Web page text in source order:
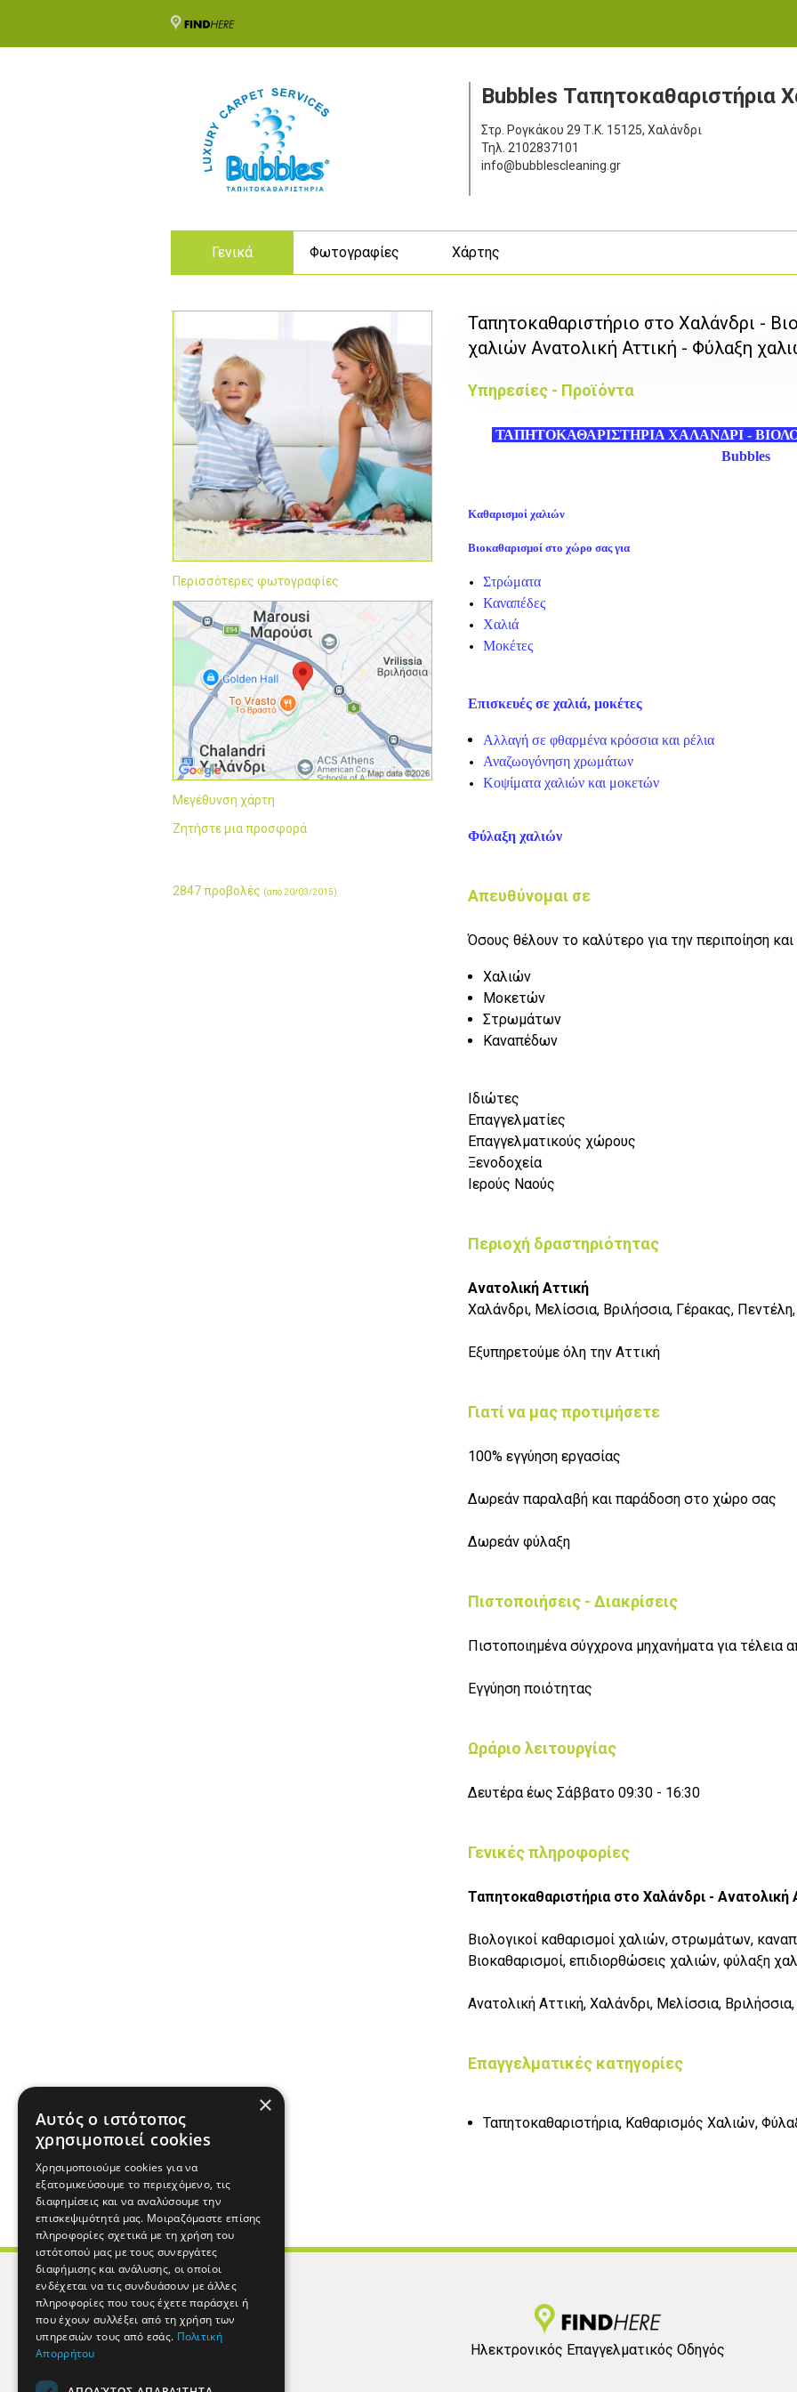
Bubbles Ταπητοκαθαριστήρια
Στρ. Ρογκάκου 29 Τ.Κ. 15125, Χαλάνδρι
Τηλ. 2102837101
info@bubblescleaning.gr
Γενικά Φωτογραφίες Χάρτης
Περισσότερες φωτογραφίες
Μεγέθυνση χάρτη
Ζητήστε μια προσφορά
2847 προβολές (από 20/03/2015)
Ταπητοκαθαριστήριο στο Χαλάνδρι -
χαλιών Ανατολική Αττική - Φύλαξη
Υπηρεσίες - Προϊόντα
ΤΑΠΗΤΟΚΑΘΑΡΙΣΤΗΡΙΑ ΧΑΛΑΝΔΡΙ -
Bubbles
Καθαρισμοί χαλιών
Βιοκαθαρισμοί στο χώρο σας για
Στρώματα
Καναπέδες
Χαλιά
Μοκέτες
Επισκευές σε χαλιά, μοκέτες
Αλλαγή σε φθαρμένα κρόσσια και ρέλια
Αναζωογόνηση χρωμάτων
Κοψίματα χαλιών και μοκετών
Φύλαξη χαλιών
Απευθύνομαι σε
Όσους θέλουν το καλύτερο για την περιποίηση
Χαλιών
Μοκετών
Στρωμάτων
Καναπέδων
Ιδιώτες
Επαγγελματίες
Επαγγελματικούς χώρους
Ξενοδοχεία
Ιερούς Ναούς
Περιοχή δραστηριότητας
Ανατολική Αττική
Χαλάνδρι, Μελίσσια, Βριλήσσια, Γέρακας,
Εξυπηρετούμε όλη την Αττική
Γιατί να μας προτιμήσετε
100% εγγύηση εργασίας
Δωρεάν παραλαβή και παράδοση στο χώρο σας
Δωρεάν φύλαξη
Πιστοποιήσεις - Διακρίσεις
Πιστοποιημένα σύγχρονα μηχανήματα για τέλεια
Εγγύηση ποιότητας
Ωράριο λειτουργίας
Δευτέρα έως Σάββατο 09:30 - 16:30
Γενικές πληροφορίες
Ταπητοκαθαριστήρια στο Χαλάνδρι - Ανατολική
Βιολογικοί καθαρισμοί χαλιών, στρωμάτων,
Βιοκαθαρισμοί, επιδιορθώσεις χαλιών, φύλαξη
Ανατολική Αττική, Χαλάνδρι, Μελίσσια,
Επαγγελματικές κατηγορίες
Ταπητοκαθαριστήρια, Καθαρισμός Χαλιών,
Ηλεκτρονικός Επαγγελματικός Οδηγός
×
Αυτός ο ιστότοπος
χρησιμοποιεί cookies
Χρησιμοποιούμε cookies για να
εξατομικεύσουμε το περιεχόμενο, τις
διαφημίσεις και να αναλύσουμε την
επισκεψιμότητά μας. Μοιραζόμαστε επίσης
πληροφορίες σχετικά με τη χρήση του
ιστότοπού μας με τους συνεργάτες
διαφήμισης και ανάλυσης, οι οποίοι
ενδέχεται να τις συνδυάσουν με άλλες
πληροφορίες που τους έχετε παράσχει ή
που έχουν συλλέξει από τη χρήση των
υπηρεσιών τους από εσάς. Πολιτική
Απορρήτου